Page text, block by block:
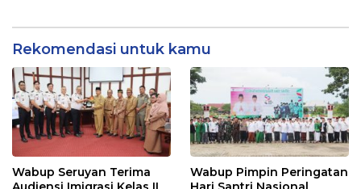
2024
Rekomendasi untuk kamu
Wabup Seruyan Terima
Wabup Pimpin Peringatan